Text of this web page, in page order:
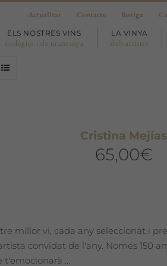
Actualitat Contacte Botiga
ELS NOSTRES VINS
ecològics i de muntanya
LA VINYA
dels artistes
Cristina Mejías
65,00€
millor vi, cada any seleccionat i
convidat de l'any. Només 150
...